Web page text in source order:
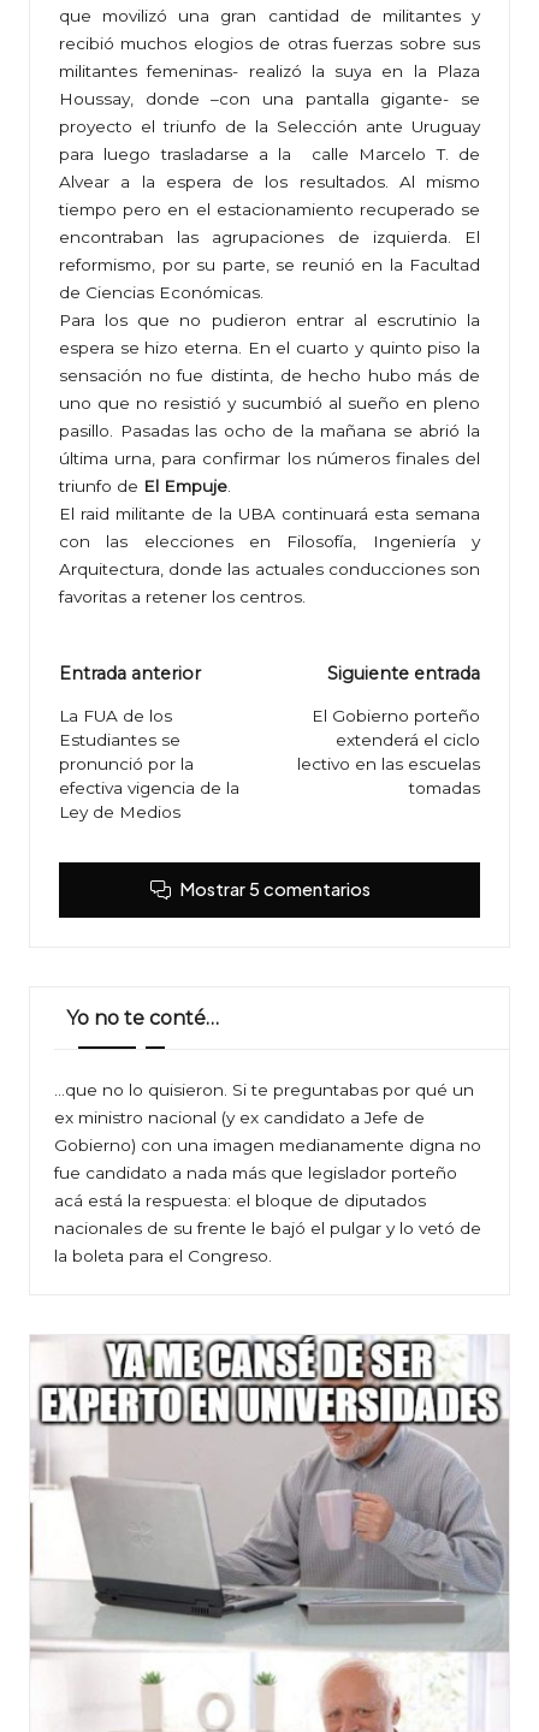
que movilizó una gran cantidad de militantes y
recibió muchos elogios de otras fuerzas sobre sus
militantes femeninas- realizó la suya en la Plaza
Houssay, donde –con una pantalla gigante- se
proyecto el triunfo de la Selección ante Uruguay
para luego trasladarse a la calle Marcelo T. de
Alvear a la espera de los resultados. Al mismo
tiempo pero en el estacionamiento recuperado se
encontraban las agrupaciones de izquierda. El
reformismo, por su parte, se reunió en la Facultad
de Ciencias Económicas.
Para los que no pudieron entrar al escrutinio la
espera se hizo eterna. En el cuarto y quinto piso la
sensación no fue distinta, de hecho hubo más de
uno que no resistió y sucumbió al sueño en pleno
pasillo. Pasadas las ocho de la mañana se abrió la
última urna, para confirmar los números finales del
triunfo de El Empuje
El raid militante de la UBA continuará esta semana
con las elecciones en Filosofía, Ingeniería y
Arquitectura, donde las actuales conducciones son
favoritas a retener los centros.
Navegación
de
entradas
Entrada anterior
La FUA de los
Estudiantes se
pronunció por la
efectiva vigencia de la
Ley de Medios
Siguiente entrada
El Gobierno porteño
extenderá el ciclo
lectivo en las escuelas
tomadas
Mostrar 5 comentarios
Yo no te conté…
…que no lo quisieron. Si te preguntabas por qué un
ex ministro nacional (y ex candidato a Jefe de
Gobierno) con una imagen medianamente digna no
fue candidato a nada más que legislador porteño
acá está la respuesta: el bloque de diputados
nacionales de su frente le bajó el pulgar y lo vetó de
la boleta para el Congreso.